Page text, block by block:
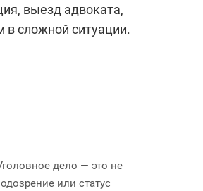
выезд адвоката,
сложной ситуации.
дело — это не
или статус